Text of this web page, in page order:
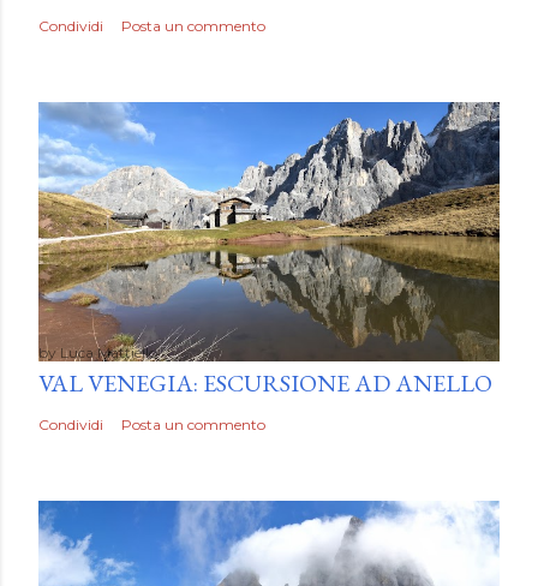
Condividi Posta un commento
by Luca Mattiello
VAL VENEGIA: ESCURSIONE AD ANELLO
Condividi Posta un commento